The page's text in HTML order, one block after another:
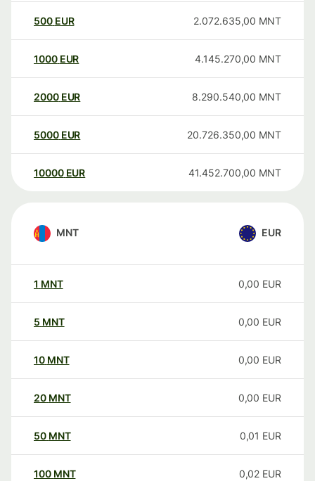
500 EUR 2.072.635,00 MNT
1000 EUR 4.145.270,00 MNT
2000 EUR 8.290.540,00 MNT
5000 EUR 20.726.350,00 MNT
10000 EUR 41.452.700,00 MNT
MNT EUR
1 MNT 0,00 EUR
5 MNT 0,00 EUR
10 MNT 0,00 EUR
20 MNT 0,00 EUR
50 MNT 0,01 EUR
100 MNT 0,02 EUR